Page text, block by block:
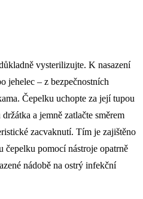
vysterilizujte. K nasazení
jehelec – z bezpečnostních
Čepelku uchopte za její tupou
a jemně zatlačte směrem
zacvaknutí. Tím je zajištěno
čepelku pomocí nástroje opatrně
nádobě na ostrý infekční